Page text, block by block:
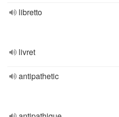
libretto
livret
antipathetic